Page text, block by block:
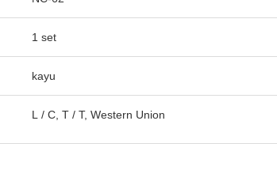
1 set
kayu
L / C, T / T, Western Union